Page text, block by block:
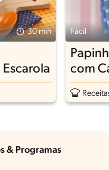
30 min Fácil
com
& Programas​